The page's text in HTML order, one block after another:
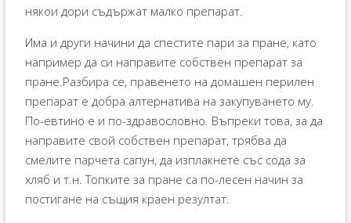
някои дори съдържат малко препарат.
Има и други начини да спестите пари за пране, като
например да си направите собствен препарат за
пране.Разбира се, правенето на домашен перилен
препарат е добра алтернатива на закупуването му.
По-евтино е и по-здравословно. Въпреки това, за да
направите свой собствен препарат, трябва да
смелите парчета сапун, да изплакнете със сода за
хляб и т.н. Топките за пране са по-лесен начин за
постигане на същия краен резултат.